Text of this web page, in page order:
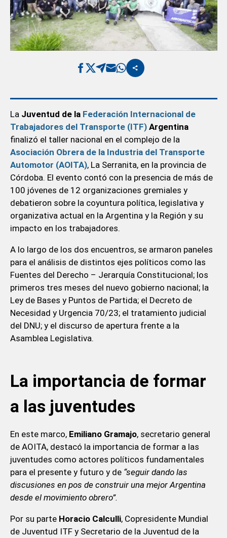
La Juventud de la Federación Internacional de
Trabajadores del Transporte (ITF) Argentina
finalizó el taller nacional en el complejo de la
Asociación Obrera de la Industria del Transporte
Automotor (AOITA), La Serranita, en la provincia de
Córdoba. El evento contó con la presencia de más de
100 jóvenes de 12 organizaciones gremiales y
debatieron sobre la coyuntura política, legislativa y
organizativa actual en la Argentina y la Región y su
impacto en los trabajadores.
A lo largo de los dos encuentros, se armaron paneles
para el análisis de distintos ejes políticos como las
Fuentes del Derecho – Jerarquía Constitucional; los
primeros tres meses del nuevo gobierno nacional; la
Ley de Bases y Puntos de Partida; el Decreto de
Necesidad y Urgencia 70/23; el tratamiento judicial
del DNU; y el discurso de apertura frente a la
Asamblea Legislativa.
La importancia de formar
a las juventudes
En este marco, Emiliano Gramajo, secretario general
de AOITA, destacó la importancia de formar a las
juventudes como actores políticos fundamentales
para el presente y futuro y de “seguir dando las
discusiones en pos de construir una mejor Argentina
desde el movimiento obrero”.
Por su parte Horacio Calculli, Copresidente Mundial
de Juventud ITF y Secretario de la Juventud de la